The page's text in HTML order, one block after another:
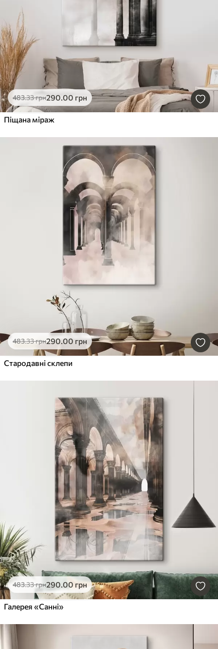
483.33грн290.00 грн
Піщана міраж
483.33грн290.00 грн
Стародавні склепи
483.33грн290.00 грн
Галерея «Санні»